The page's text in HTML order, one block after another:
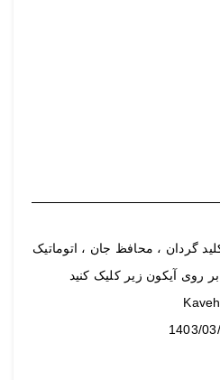
گردان ، محافظ جان ، اتوماتیک
بر روی آیکون زیر کلیک کنید
Kaveh
1403/